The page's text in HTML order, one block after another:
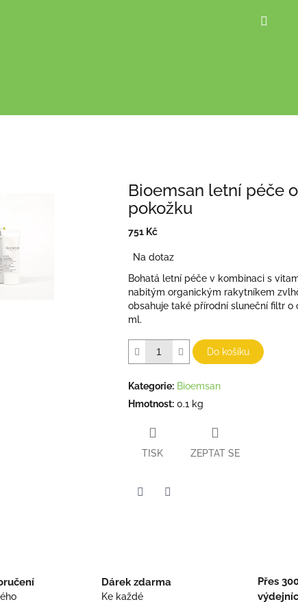
Bioemsan letní péče o
pokožku
751 Kč
cena:
Na dotaz
Bohatá letní péče v kombinaci s
nabitým organickým rakytníkem
obsahuje také přírodní sluneční filtr o
ml.
Do košíku
Kategorie: Bioemsan
Hmotnost: 0.1 kg
TISK ZEPTAT SE
Dárek zdarma
Ke každé
Přes